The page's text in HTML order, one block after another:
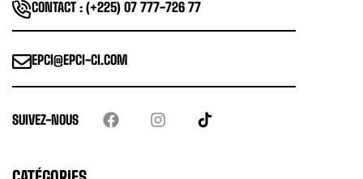
CONTACT : (+225) 07 777-726 77
EPCI@EPCI-CI.COM
SUIVEZ-NOUS